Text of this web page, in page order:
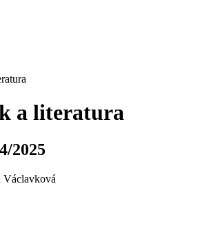
a literatura
2025